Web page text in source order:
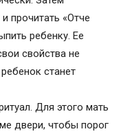
прочитать «Отче
ребенку. Ее
свойства не
станет
Для этого мать
двери, чтобы порог